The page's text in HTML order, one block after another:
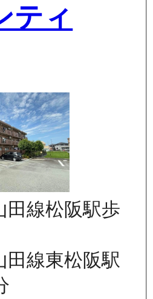
ティ
田線松阪駅歩
田線東松阪駅